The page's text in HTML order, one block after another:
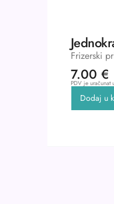
Frizerski
7.00 €
PDV je uračunat
Dodaj u